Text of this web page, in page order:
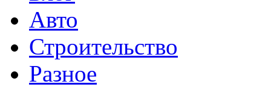
Авто
Строительство
Разное